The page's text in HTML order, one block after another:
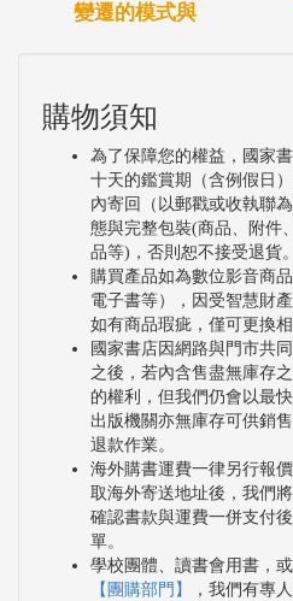
變遷的模式與
購物須知
為了保障您的權益，國家
十天的鑑賞期（含例假日
內寄回（以郵戳或收執聯
態與完整包裝(商品、附件
品等)，否則恕不接受退貨。
購買產品如為數位影音商
電子書等），因受智慧財
如有商品瑕疵，僅可更換相
國家書店因網路與門市共
之後，若內含售盡無庫存
的權利，但我們仍會以最
出版機關亦無庫存可供銷
退款作業。
海外購書運費一律另行報
取海外寄送地址後，我們
確認書款與運費一併支付
單。
學校團體、讀書會用書，
【團購部門】
，我們有專